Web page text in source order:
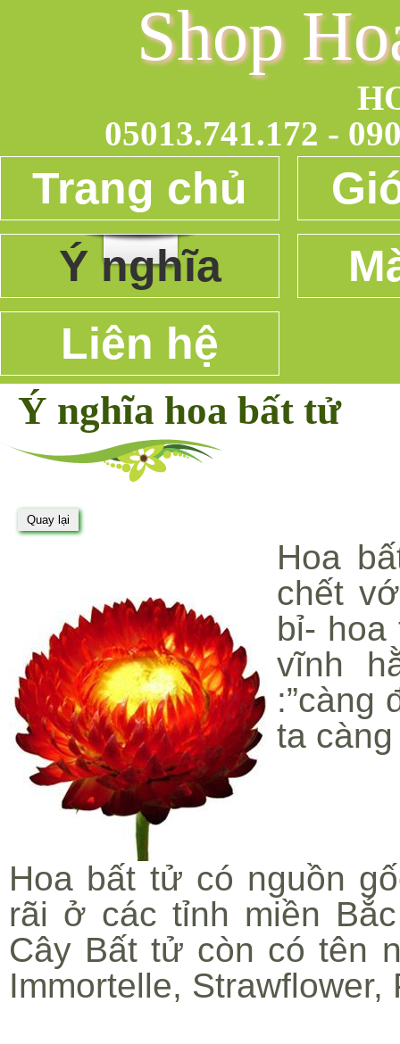
05013.741.172 -
Shop
Trang chủ
Ý nghĩa
Liên hệ
Ý nghĩa hoa bất tử
Hoa
chết
bỉ-
vĩnh
:”càng
ta
Hoa bất tử có nguồn
rãi ở các tỉnh miền
Cây Bất tử còn có tên
Immortelle,